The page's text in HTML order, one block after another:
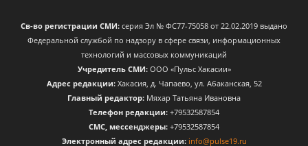
Св-во регистрации СМИ: серия Эл № ФС77-75058 от 22.02.2019 выдано
Федеральной службой по надзору в сфере связи, информационных
технологий и массовых коммуникаций
Учредитель СМИ:ООО «Пульс Хакасии»
Адрес редакции:Хакасия, д. Чапаево, ул. Абаканская, 52
Главный редактор: Мяхар Татьяна Ивановна
Телефон редакции: +79532587854
CМС, мессенджеры: +79532587854
Электронный адрес редакции: info@pulse19.ru